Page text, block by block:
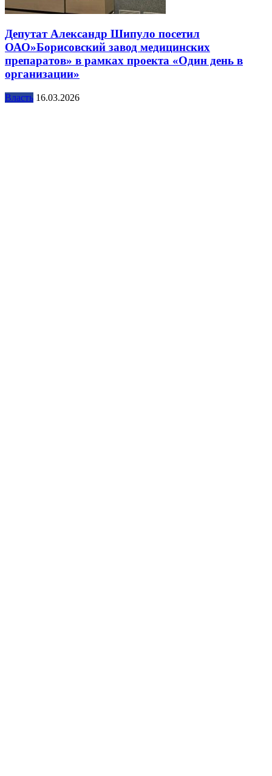
Депутат Александр Шипуло посетил
ОАО»Борисовский завод медицинских
препаратов» в рамках проекта «Один день в
организации»
Власть 16.03.2026